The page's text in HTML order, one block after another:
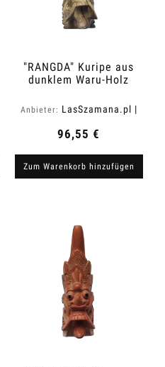
"RANGDA" Kuripe aus
dunklem Waru-Holz
Anbieter: LasSzamana.pl |
96,55 €
Zum Warenkorb hinzufügen